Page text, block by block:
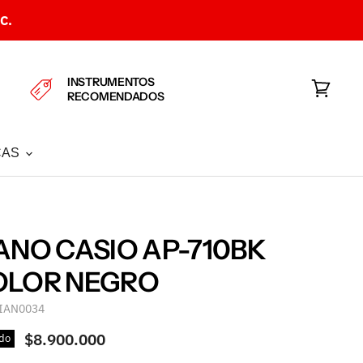
INSTRUMENTOS
RECOMENDADOS
CASIO AP-710BK
NEGRO
$8.900.000